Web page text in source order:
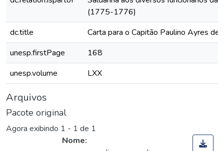
(1775-1776)
dc.title
Carta para o Capitão Paulino Ayres de
unesp.firstPage
168
unesp.volume
LXX
Arquivos
Pacote original
Agora exibindo 1 - 1 de 1
Nome: